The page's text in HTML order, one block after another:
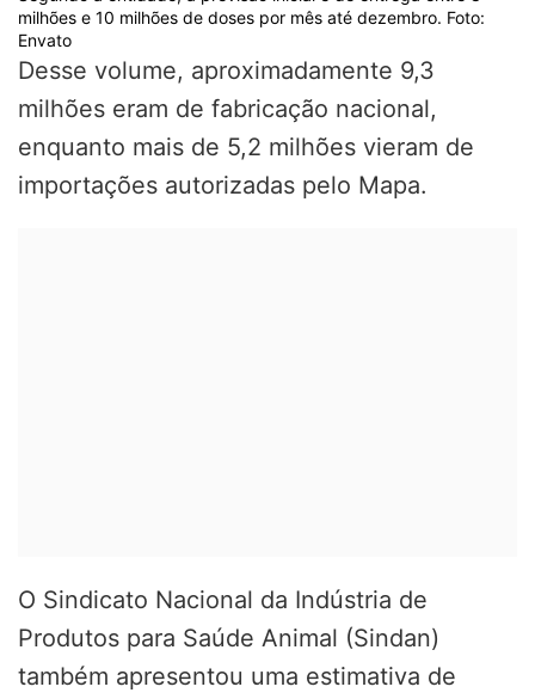
milhões e 10 milhões de doses por mês até dezembro. Foto:
Envato
Desse volume, aproximadamente 9,3
milhões eram de fabricação nacional,
enquanto mais de 5,2 milhões vieram de
importações autorizadas pelo Mapa.
O Sindicato Nacional da Indústria de
Produtos para Saúde Animal (Sindan)
também apresentou uma estimativa de